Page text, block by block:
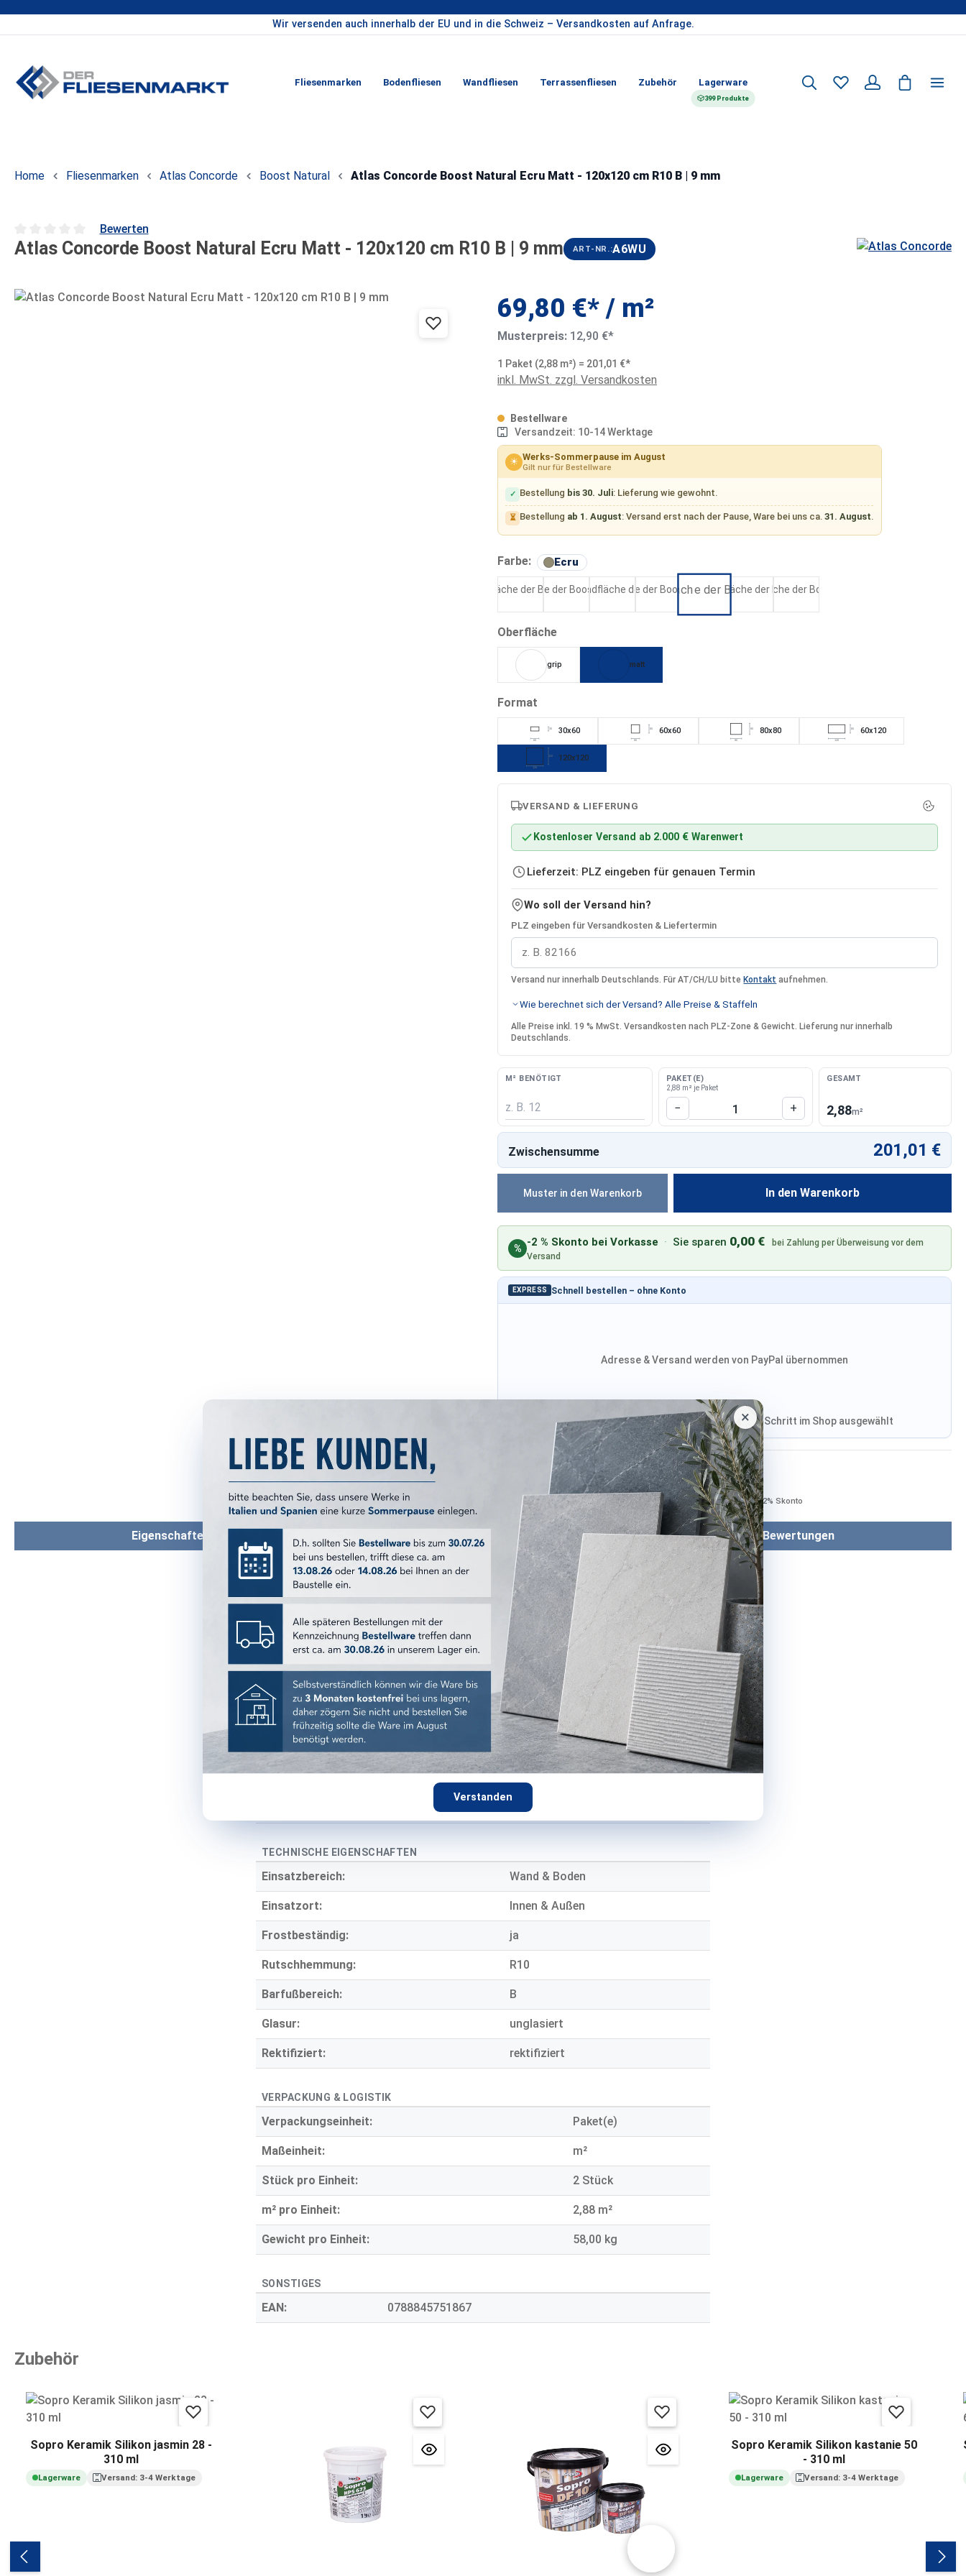
Wir versenden auch innerhalb der EU und in die Schweiz – Versandkosten auf Anfrage.
Fliesenmarken Bodenfliesen Wandfliesen Terrassenfliesen Zubehör Lagerware
399 Produkte
×
Verstanden
Home Fliesenmarken Atlas Concorde Boost Natural Atlas Concorde Boost Natural Ecru Matt - 120x120 cm R10 B | 9 mm
Durchschnittliche Bewertung von 0 von 5 Sternen
Bewerten
Atlas Concorde Boost Natural Ecru Matt - 120x120 cm R10 B | 9 mm ART-NR.:A6WU
Bildergalerie überspringen 69,80 €* / m²
Musterpreis: 12,90 €*
1 Paket (2,88 m²) = 201,01 €*
inkl. MwSt. zzgl. Versandkosten
Bestellware
Versandzeit: 10-14 Werktage
☀ Werks-Sommerpause im August
Gilt nur für Bestellware
✓ Bestellung bis 30. Juli: Lieferung wie gewohnt.
⏳ Bestellung ab 1. August: Versand erst nach der Pause, Ware bei uns ca.31. August.
Farbe: Ecru auswählen
Oberflächeauswählen
grip matt
Format
60
30 30x60
60
60 60x60 80x80
120
60 60x120
120
120 120x120
VERSAND & LIEFERUNG
Kostenloser Versand ab 2.000 € Warenwert
Lieferzeit: PLZ eingeben für genauen Termin
Wo soll der Versand hin?
PLZ eingeben für Versandkosten & Liefertermin
Versand nur innerhalb Deutschlands. Für AT/CH/LU bitte Kontakt aufnehmen.
Wie berechnet sich der Versand? Alle Preise & Staffeln
Alle Preise inkl. 19 % MwSt. Versandkosten nach PLZ-Zone & Gewicht. Lieferung nur innerhalb
Deutschlands.
M² BENÖTIGT PAKET(E)
2,88 m² je Paket
Produkt Anzahl: Gib den
− +
GESAMT
2,88m²
In den Warenkorb
EXPRESS Schnell bestellen – ohne Konto
Adresse & Versand werden von PayPal übernommen
Adresse von Klarna, Versand wird im finalen Schritt im Shop ausgewählt
Zwischensumme 201,01 €
% -2 % Skonto bei Vorkasse · Sie sparen 0,00 €
bei Zahlung per Überweisung vor dem
Versand
Muster in den Warenkorb
Bezahlen mit
Bei Bezahlung per Vorkasse −2% Skonto
Eigenschaften Versandkosten Bewertungen
PRODUKTMERKMALE
Serie: Boost Natural
Format: 120x120 cm
Farbe:
Farbgruppe: beige
Oberfläche:
Optik: Steinoptik
TECHNISCHE EIGENSCHAFTEN
Einsatzbereich: Wand & Boden
Einsatzort: Innen & Außen
Frostbeständig: ja
Rutschhemmung: R10
Barfußbereich: B
Glasur: unglasiert
Rektifiziert: rektifiziert
VERPACKUNG & LOGISTIK
Verpackungseinheit: Paket(e)
Maßeinheit: m²
Stück pro Einheit: 2 Stück
m² pro Einheit: 2,88 m²
Gewicht pro Einheit: 58,00 kg
SONSTIGES
EAN: 0788845751867
Zubehör
Sopro Keramik Silikon jasmin 28 -
310 ml
Lagerware Versand: 3-4 Werktage
Sopro Keramik Silikon kastanie 50
- 310 ml
Lagerware Versand: 3-4 Werktage